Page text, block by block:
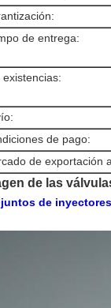
de entrega:
existencias:
de pago:
de exportación
de las
de